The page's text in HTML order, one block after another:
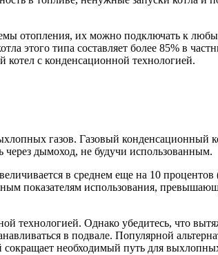
отопления, их можно подключать к
этого типа составляет более 85% в
котел с конденсационной технологией.
газов. Газовый
через дымоход, не будучи использованным.
в среднем еще на 10
показателям использования,
технологией. Однако убедитесь, что
в подвале. Популярной
необходимый путь для